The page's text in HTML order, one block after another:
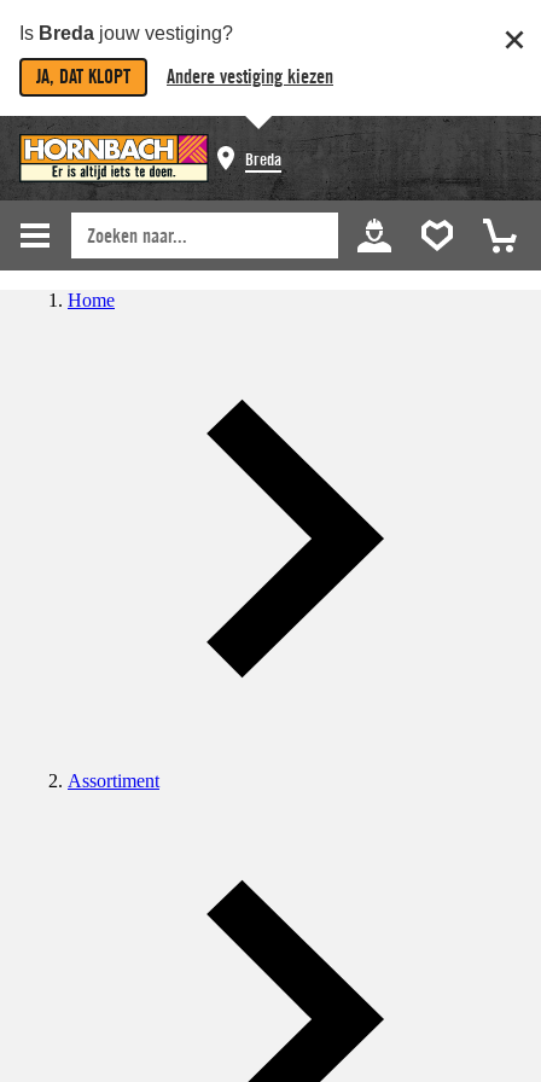
Is Breda jouw vestiging?
JA, DAT KLOPT Andere vestiging kiezen
Breda
Home
Assortiment